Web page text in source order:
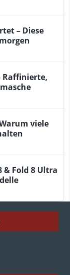
– Diese
Raffinierte,
viele
& Fold 8 Ultra